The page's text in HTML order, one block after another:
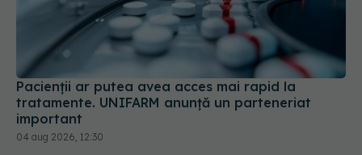
Pacienții ar putea avea acces mai rapid la
tratamente. UNIFARM anunță un parteneriat
important
04 aug 2026, 12:30